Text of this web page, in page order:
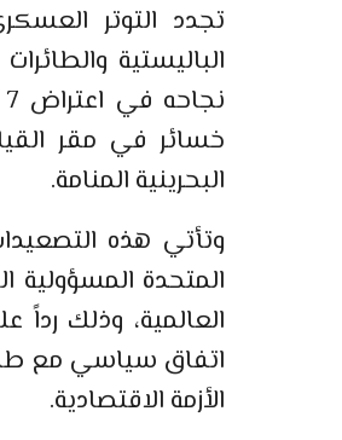
تجدد التوتر
الباليستية
خسائر في مقر
البحرينية المنامة.
وتأتي هذه
المتحدة المسؤولية
العالمية، وذلك رداً
اتفاق سياسي مع
الأزمة الاقتصادية.